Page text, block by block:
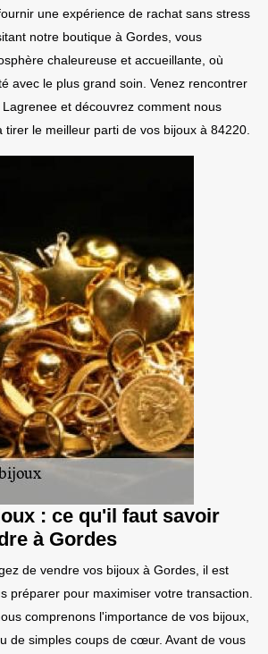
une expérience de rachat sans stress
notre boutique à Gordes, vous
chaleureuse et accueillante, où
avec le plus grand soin. Venez rencontrer
et découvrez comment nous
tirer le meilleur parti de vos bijoux à 84220.
: ce qu'il faut savoir
à Gordes
de vendre vos bijoux à Gordes, il est
préparer pour maximiser votre transaction.
comprenons l'importance de vos bijoux,
de simples coups de cœur. Avant de vous